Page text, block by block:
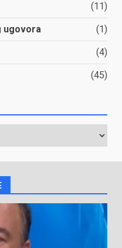
(11)
ugovora (1)
(4)
(45)